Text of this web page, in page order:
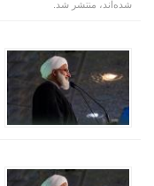
شده‌اند، منتشر شد.